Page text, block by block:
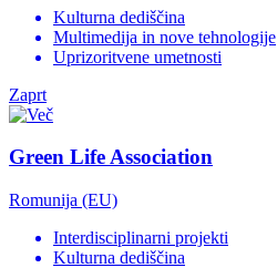
Kulturna dediščina
Multimedija in nove tehnologije
Uprizoritvene umetnosti
Zaprt
Green Life Association
Romunija (EU)
Interdisciplinarni projekti
Kulturna dediščina